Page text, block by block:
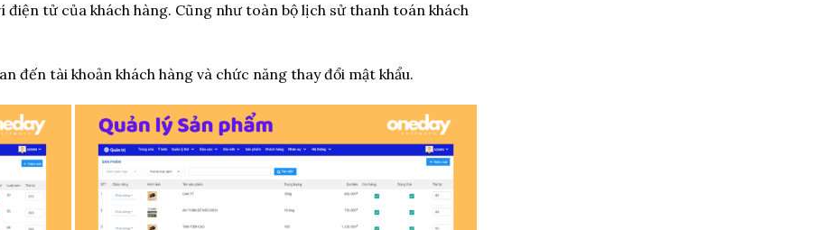
tử của khách hàng. Cũng như toàn bộ lịch sử thanh toán khách
đến tài khoản khách hàng và chức năng thay đổi mật khẩu.